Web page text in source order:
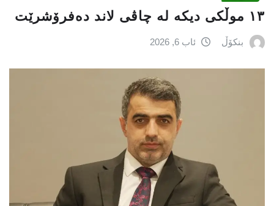
١٣ موڵکی دیکە لە چاڤی لاند دەفرۆشرێت
بنکۆڵ ئاب 6, 2026